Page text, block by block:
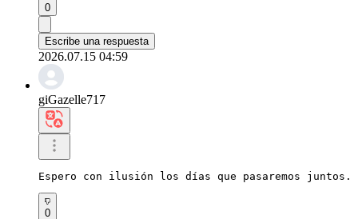
0
Escribe una respuesta
2026.07.15 04:59
giGazelle717
Espero con ilusión los días que pasaremos juntos.
0